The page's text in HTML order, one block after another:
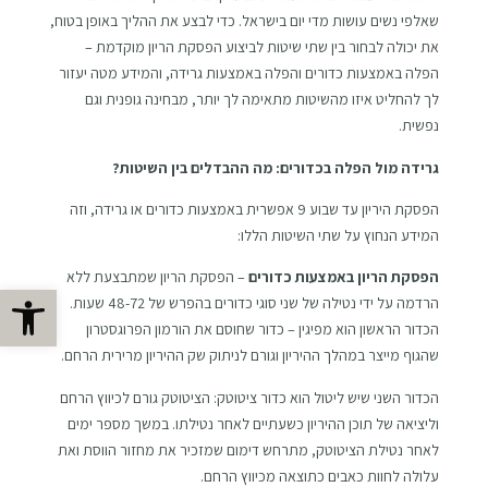
שאלפי נשים עושות מדי יום בישראל. כדי לבצע את ההליך באופן בטוח,
את יכולה לבחור בין שתי שיטות לביצוע הפסקת הריון מוקדמת –
הפלה באמצעות כדורים והפלה באמצעות גרידה, והמידע מטה יעזור
לך להחליט איזו מהשיטות מתאימה לך יותר, מבחינה גופנית וגם
נפשית.
גרידה מול הפלה בכדורים: מה ההבדלים בין השיטות?
הפסקת היריון עד שבוע 9 אפשרית באמצעות כדורים או גרידה, וזה
המידע הנחוץ על שתי השיטות הללו:
הפסקת הריון באמצעות כדורים– הפסקת הריון שמתבצעת ללא
הרדמה על ידי נטילה של שני סוגי כדורים בהפרש של 48-72 שעות.
הכדור הראשון הוא מפיגין – כדור שחוסם את הורמון הפרוגסטרון
שהגוף מייצר במהלך ההיריון וגורם לניתוק שק ההיריון מרירית הרחם.
הכדור השני שיש ליטול הוא כדור ציטוטק: הציטוטק גורם לכיווץ הרחם
וליציאה של תוכן ההיריון כשעתיים לאחר נטילתו. במשך מספר ימים
לאחר נטילת הציטוטק, מתרחש דימום שמזכיר את מחזור הווסת ואת
עלולה לחוות כאבים כתוצאה מכיווץ הרחם.